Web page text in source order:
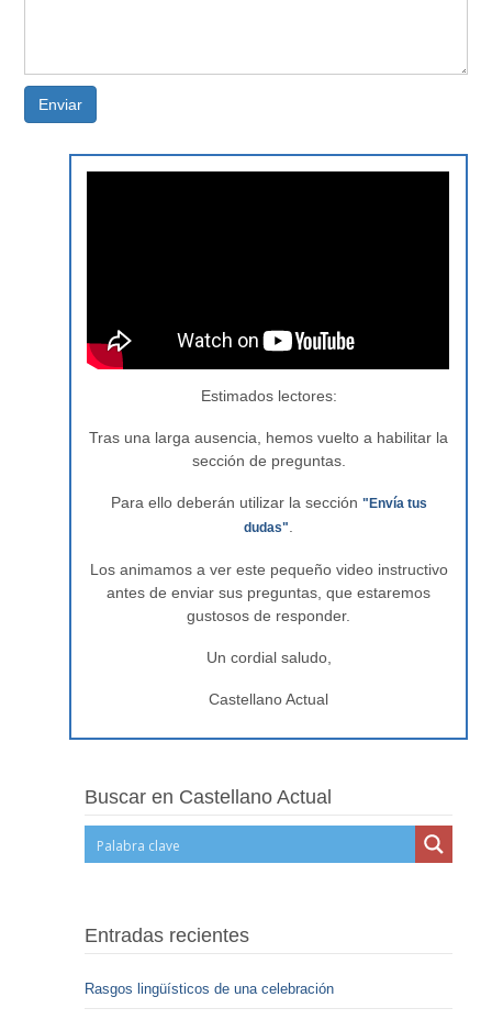
Enviar
Estimados lectores:
Tras una larga ausencia, hemos vuelto a habilitar la
sección de preguntas.
Para ello deberán utilizar la sección "Envía tus
dudas".
Los animamos a ver este pequeño video instructivo
antes de enviar sus preguntas, que estaremos
gustosos de responder.
Un cordial saludo,
Castellano Actual
Buscar en Castellano Actual
Entradas recientes
Rasgos lingüísticos de una celebración